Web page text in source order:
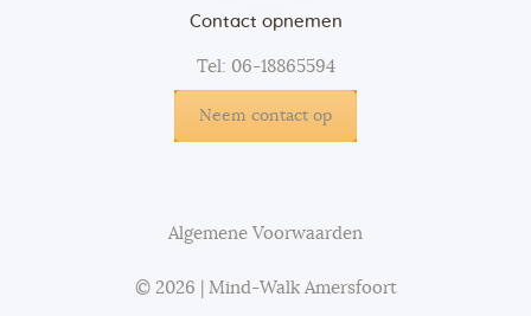
Contact opnemen
Tel: 06-18865594
Neem contact op
Algemene Voorwaarden
© 2026 | Mind-Walk Amersfoort